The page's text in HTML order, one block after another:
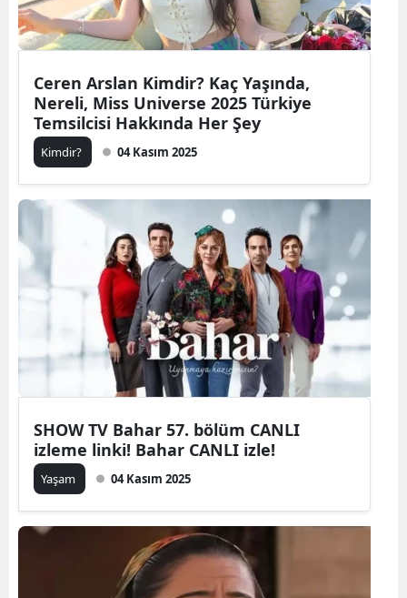
Ceren Arslan Kimdir? Kaç Yaşında,
Nereli, Miss Universe 2025 Türkiye
Temsilcisi Hakkında Her Şey
Kimdir? 04 Kasım 2025
SHOW TV Bahar 57. bölüm CANLI
izleme linki! Bahar CANLI izle!
Yaşam 04 Kasım 2025